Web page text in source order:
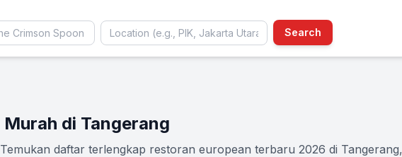
Search
di Tangerang
daftar terlengkap restoran european terbaru 2026 di